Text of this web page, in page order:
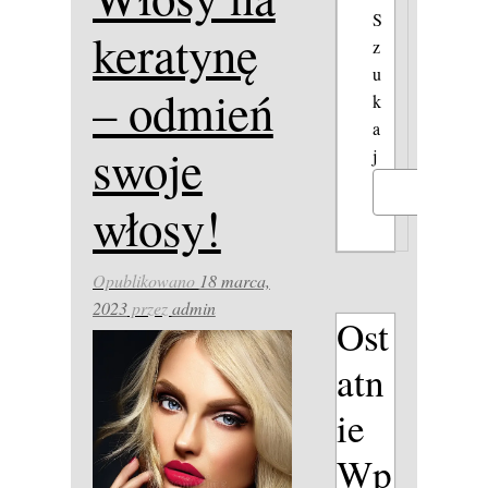
keratynę
– odmień
swoje
włosy!
Opublikowano 18 marca,
2023przezadmin
S
z
u
k
a
j
Ost
atn
ie
Wp